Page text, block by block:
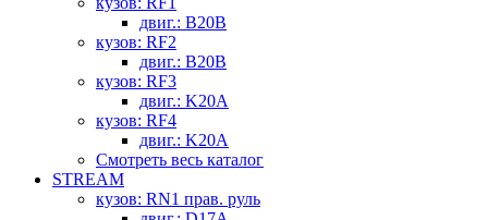
двиг.: B20B
кузов: RF2
двиг.: B20B
кузов: RF3
двиг.: K20A
кузов: RF4
двиг.: K20A
Смотреть весь каталог
STREAM
кузов: RN1 прав. руль